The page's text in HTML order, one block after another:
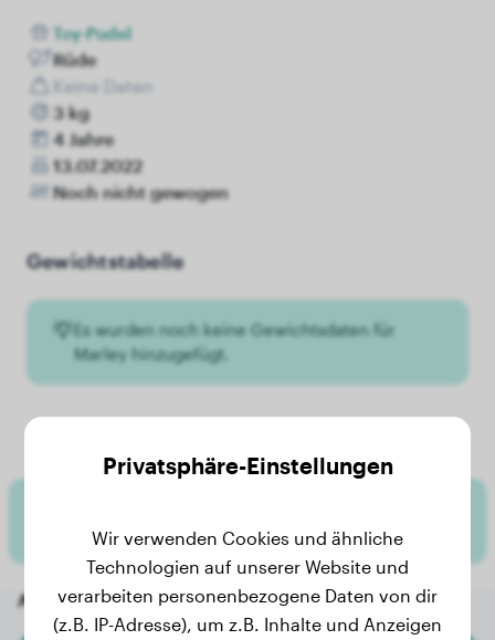
Toy-Pudel
Rüde
Keine Daten
3 kg
4 Jahre
13.07.2022
Noch nicht gewogen
Gewichtstabelle
Es wurden noch keine Gewichtsdaten für
Marley hinzugefügt.
hinzugefügt.
Andere zufällige Hunde
Privatsphäre-Einstellungen
Wir verwenden Cookies und ähnliche
Technologien auf unserer Website und
verarbeiten personenbezogene Daten von dir
(z.B. IP-Adresse), um z.B. Inhalte und Anzeigen